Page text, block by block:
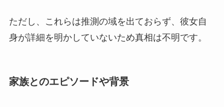
ただし、これらは推測の域を出ておらず、彼女自
身が詳細を明かしていないため真相は不明です。
家族とのエピソードや背景